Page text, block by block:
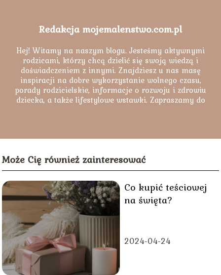
Redakcja mojemalenstwo.com.pl
Hej! Witamy na naszym blogu. Jesteśmy aktywnymi
rodzicami, którzy chcą dzielić się swoją wiedzą i
doświadczeniem z innymi. Znajdziesz u nas masę
inspiracji na dobre wykorzystanie wolnego czasu,
porady rodzicielskie, informacje o rozwoju i zdrowiu
dziecka, a także lifestylowe wstawki. Zapraszamy do
Może Cię również zainteresować
Co kupić teściowej
na święta?
2024-04-24